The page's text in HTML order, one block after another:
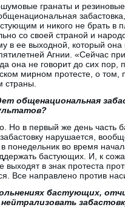
гранаты и
и никого не брать в
со своей страной и
в ее выходной, который
Агнии. «Сейчас
она не говорит до сих пор,
мирном протесте, о
страны.
общенациональная
Но в первый же день часть
нарушается,
понедельник во время
бастующих. И, к
в знак протеста
Все направлено против
бастующих,